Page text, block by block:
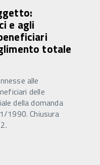
e agli
totale
alle
delle
della domanda
1990. Chiusura